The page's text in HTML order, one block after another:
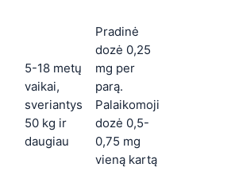
5-18 metų
vaikai,
sveriantys
50 kg ir
daugiau
Pradinė
dozė 0,25
mg per
parą.
Palaikomoji
dozė 0,5-
0,75 mg
vieną kartą